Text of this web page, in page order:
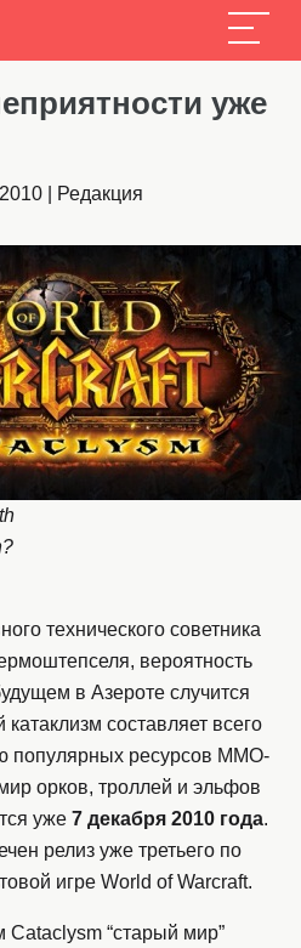
уже
Редакция
технического советника
вероятность
в Азероте случится
составляет всего
ресурсов MMO-
орков, троллей и эльфов
уже 7 декабря 2010 года.
релиз уже третьего по
игре World of Warcraft.
“старый мир”